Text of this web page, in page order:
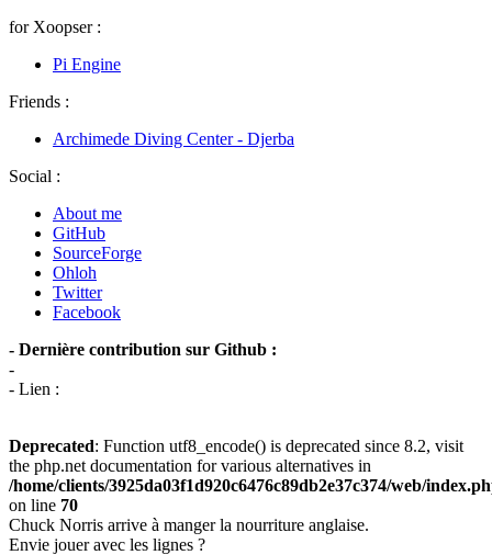
for Xoopser :
Pi Engine
Friends :
Archimede Diving Center - Djerba
Social :
About me
GitHub
SourceForge
Ohloh
Twitter
Facebook
- Dernière contribution sur Github :
-
- Lien :
Deprecated: Function utf8_encode() is deprecated since 8.2, visit
the php.net documentation for various alternatives in
/home/clients/3925da03f1d920c6476c89db2e37c374/web/
on line 70
Chuck Norris arrive à manger la nourriture anglaise.
Envie jouer avec les lignes ?